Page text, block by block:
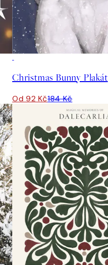
Christmas Bunny Plakát
Od 92 Kč184 Kč